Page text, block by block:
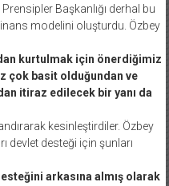
Başkanlığı derhal bu
modelini oluşturdu. Özbey
kurtulmak için önerdiğimiz
çok basit olduğundan ve
itiraz edilecek bir yanı da
kesinleştirdiler. Özbey
devlet desteği için şunları
arkasına almış olarak